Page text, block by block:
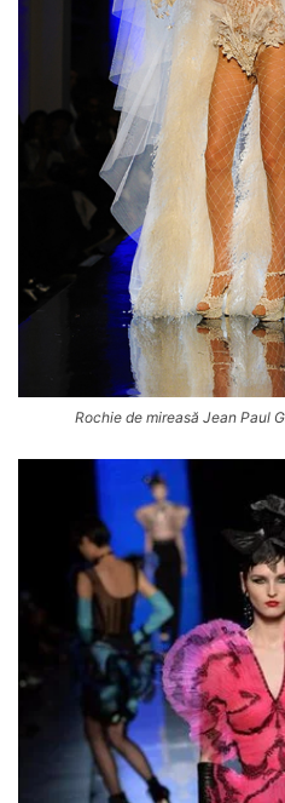
Rochie de mireasă Jean Paul